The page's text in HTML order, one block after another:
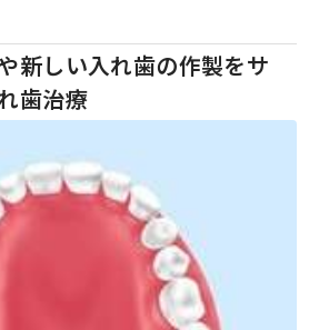
新しい入れ歯の作製をサ
歯治療